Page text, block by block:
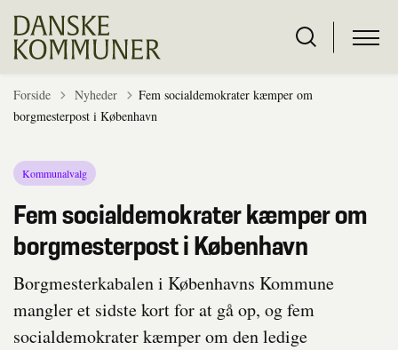
Forside Tilbage til
Nyheder
Fem socialdemokrater kæmper om
borgmesterpost i København
Kommunalvalg
Fem socialdemokrater kæmper om
borgmesterpost i København
Borgmesterkabalen i Københavns Kommune
mangler et sidste kort for at gå op, og fem
socialdemokrater kæmper om den ledige